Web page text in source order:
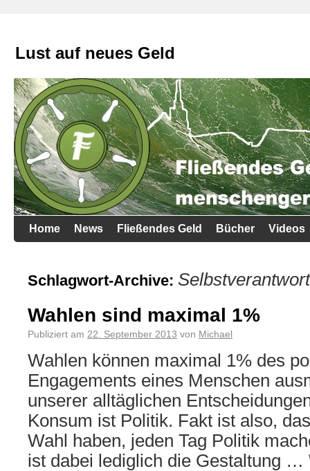
Lust auf neues Geld
Home News Fließendes Geld Bücher Videos
Schlagwort-Archive:
Wahlen sind maximal 1%
Publiziert am 22. September 2013 von Michael
Wahlen können maximal 1% des
Engagements eines Menschen
unserer alltäglichen
Konsum ist Politik. Fakt ist also,
Wahl haben, jeden Tag Politik
ist dabei lediglich die Gestaltung …